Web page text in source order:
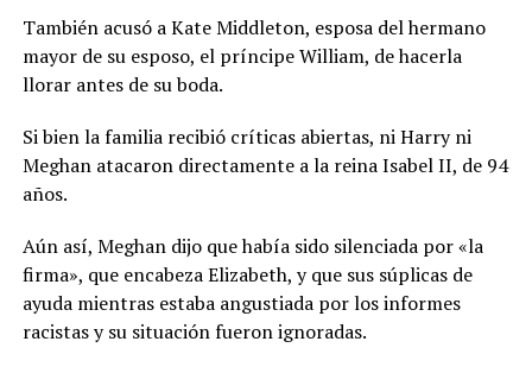
También acusó a Kate Middleton, esposa del hermano
mayor de su esposo, el príncipe William, de hacerla
llorar antes de su boda.
Si bien la familia recibió críticas abiertas, ni Harry ni
Meghan atacaron directamente a la reina Isabel II, de 94
años.
Aún así, Meghan dijo que había sido silenciada por «la
firma», que encabeza Elizabeth, y que sus súplicas de
ayuda mientras estaba angustiada por los informes
racistas y su situación fueron ignoradas.